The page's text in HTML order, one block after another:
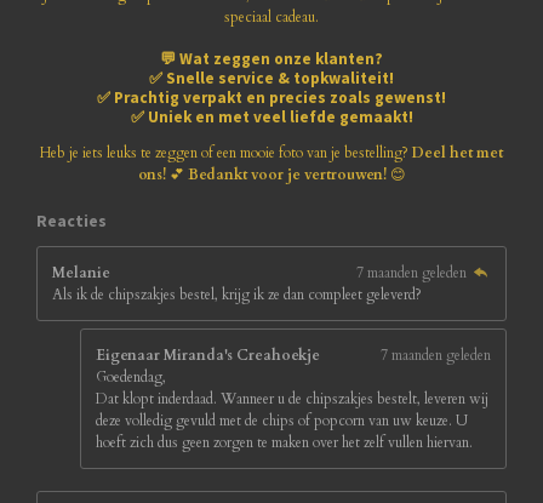
1
8
r
nspeciaal cadeau.
💬 Wat zeggen onze klanten?
✅ Snelle service & topkwaliteit!
✅ Prachtig verpakt en precies zoals gewenst!
✅ Uniek en met veel liefde gemaakt!
Heb je iets leuks te zeggen of een mooie foto van je bestelling? Deel het met
ons!💕 Bedankt voor je vertrouwen!😊
Reacties
Melanie
7 maanden geleden
Als ik de chipszakjes bestel, krijg ik ze dan compleet geleverd?
Eigenaar Miranda's Creahoekje
7 maanden geleden
Goedendag,
Dat klopt inderdaad. Wanneer u de chipszakjes bestelt, leveren wij
deze volledig gevuld met de chips of popcorn van uw keuze. U
hoeft zich dus geen zorgen te maken over het zelf vullen hiervan.